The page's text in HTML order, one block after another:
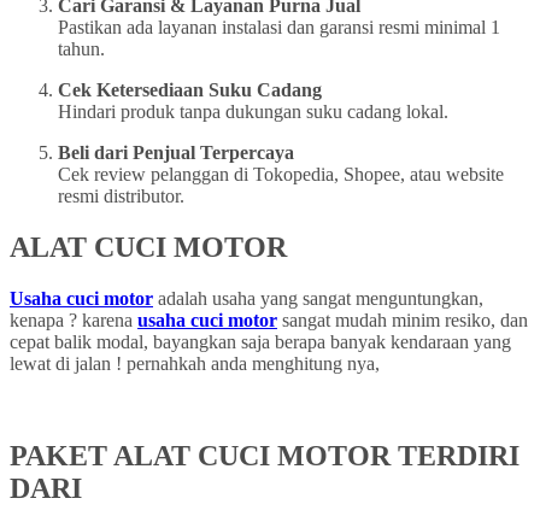
Cari Garansi & Layanan Purna Jual
Pastikan ada layanan instalasi dan garansi resmi minimal 1
tahun.
Cek Ketersediaan Suku Cadang
Hindari produk tanpa dukungan suku cadang lokal.
Beli dari Penjual Terpercaya
Cek review pelanggan di Tokopedia, Shopee, atau website
resmi distributor.
ALAT CUCI MOTOR
Usaha cuci motor adalah usaha yang sangat menguntungkan,
kenapa ? karena usaha cuci motor sangat mudah minim resiko, dan
cepat balik modal, bayangkan saja berapa banyak kendaraan yang
lewat di jalan ! pernahkah anda menghitung nya,
PAKET ALAT CUCI MOTOR TERDIRI
DARI